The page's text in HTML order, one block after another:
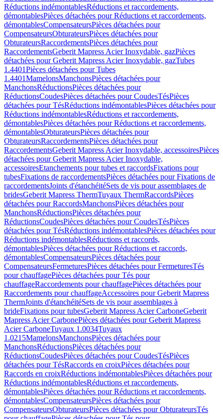
Réductions indémontablesRéductions et raccordements,
démontablesPièces détachées pour Réductions et raccordements,
démontablesCompensateursPièces détachées pour
CompensateursObturateursPièces détachées pour
ObturateursRaccordementsPièces détachées pour
RaccordementsGeberit Mapress Acier Inoxydable, gazPièces
détachées pour Geberit Mapress Acier Inoxydable, gazTubes
1.4401Pièces détachées pour Tubes
1.4401MamelonsManchonsPièces détachées pour
ManchonsRéductionsPièces détachées pour
RéductionsCoudesPièces détachées pour CoudesTésPièces
détachées pour TésRéductions indémontablesPièces détachées pour
Réductions indémontablesRéductions et raccordements,
démontablesPièces détachées pour Réductions et raccordements,
démontablesObturateursPièces détachées pour
ObturateursRaccordementsPièces détachées pour
RaccordementsGeberit Mapress Acier Inoxydable, accessoiresPièces
détachées pour Geberit Mapress Acier Inoxydable,
accessoiresEtanchements pour tubes et raccordsFixations pour
tubesFixations de raccordementsPièces détachées pour Fixations de
raccordementsJoints d'étanchéitéSets de vis pour assemblages de
bridesGeberit Mapress ThermTuyaux ThermRaccordsPièces
détachées pour RaccordsManchonsPièces détachées pour
ManchonsRéductionsPièces détachées pour
RéductionsCoudesPièces détachées pour CoudesTésPièces
détachées pour TésRéductions indémontablesPièces détachées pour
Réductions indémontablesRéductions et raccords,
démontablesPièces détachées pour Réductions et raccords,
démontablesCompensateursPièces détachées pour
CompensateursFermeturesPièces détachées pour FermeturesTés
pour chauffagePièces détachées pour Tés pour
chauffageRaccordements pour chauffagePièces détachées pour
Raccordements pour chauffageAccessoires pour Geberit Mapress
ThermJoints d'étanchéitéSets de vis pour assemblages à
brideFixations pour tubesGeberit Mapress Acier CarboneGeberit
Mapress Acier CarbonePièces détachées pour Geberit Mapress
Acier CarboneTuyaux 1.0034Tuyaux
1.0215MamelonsManchonsPièces détachées pour
ManchonsRéductionsPièces détachées pour
RéductionsCoudesPièces détachées pour CoudesTésPièces
détachées pour TésRaccords en croixPièces détachées pour
Raccords en croixRéductions indémontablesPièces détachées pour
Réductions indémontablesRéductions et raccordements,
démontablesPièces détachées pour Réductions et raccordements,
démontablesCompensateursPièces détachées pour
CompensateursObturateursPièces détachées pour ObturateursTés